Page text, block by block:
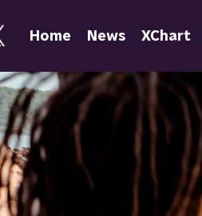
Home News XChart